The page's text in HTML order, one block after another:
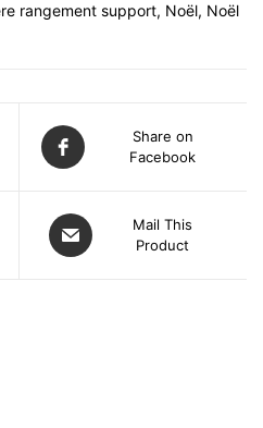
rangement support, Noël, Noël
Share on
Facebook
Mail This
Product